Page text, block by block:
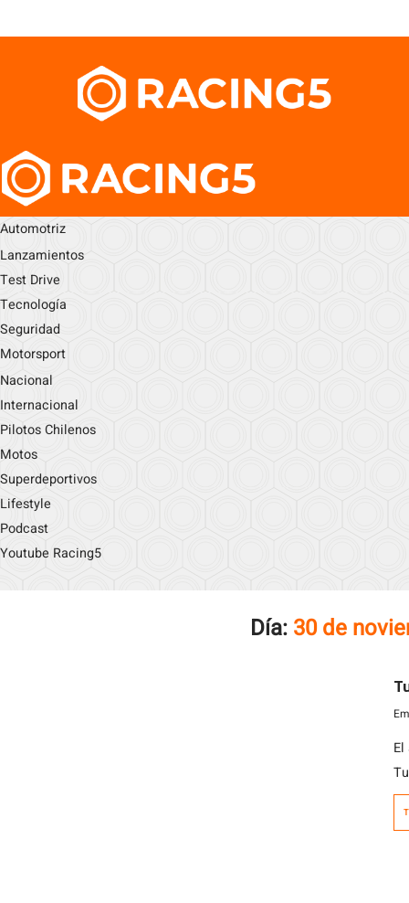
Automotriz
Lanzamientos
Test Drive
Tecnología
Seguridad
Motorsport
Nacional
Internacional
Pilotos Chilenos
Motos
Superdeportivos
Lifestyle
Podcast
Youtube Racing5
Día: 30 de